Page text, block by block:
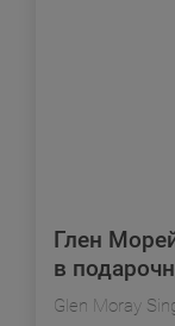
Глен
в
Glen Moray